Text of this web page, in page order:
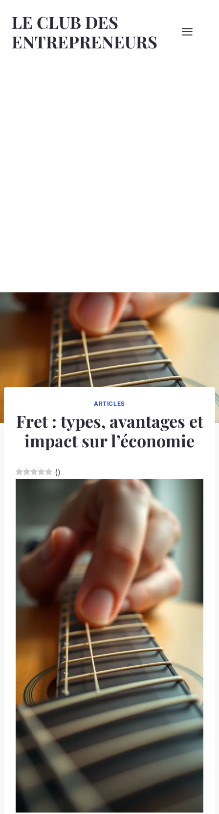
LE CLUB DES
ENTREPRENEURS
ARTICLES
Fret : types, avantages et
impact sur l’économie
()